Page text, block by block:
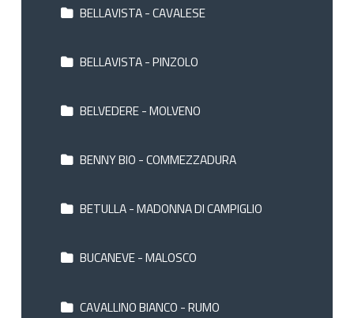
BELLAVISTA - CAVALESE
BELLAVISTA - PINZOLO
BELVEDERE - MOLVENO
BENNY BIO - COMMEZZADURA
BETULLA - MADONNA DI CAMPIGLIO
BUCANEVE - MALOSCO
CAVALLINO BIANCO - RUMO